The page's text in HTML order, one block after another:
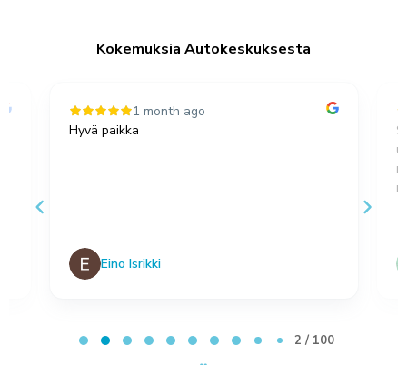
Kokemuksia Autokeskuksesta
1 month ago
Hyvä paikka
Eino Isrikki
2 / 100